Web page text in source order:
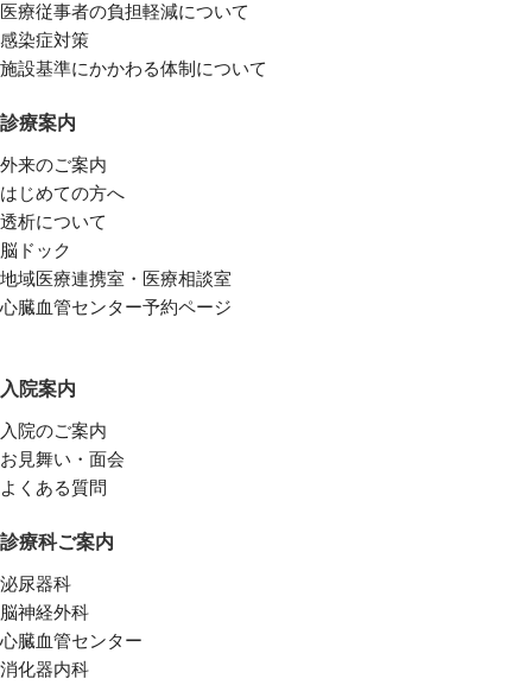
医療従事者の負担軽減について
感染症対策
施設基準にかかわる体制について
診療案内
外来のご案内
はじめての方へ
透析について
脳ドック
地域医療連携室・医療相談室
心臓血管センター予約ページ
入院案内
入院のご案内
お見舞い・面会
よくある質問
診療科ご案内
泌尿器科
脳神経外科
心臓血管センター
消化器内科